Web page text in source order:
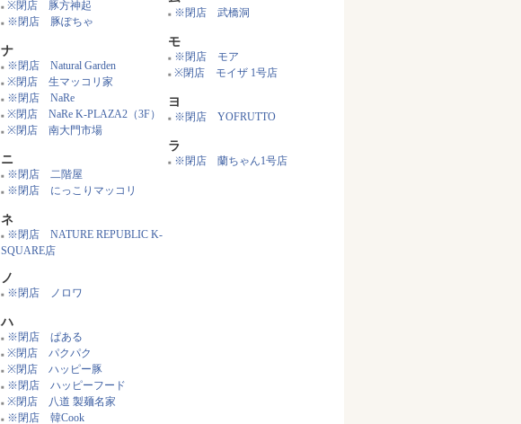
■ ※閉店 東大門市場
■ ※閉店 徳水宮
■ ※閉店 ドンドン
※閉店 どんなりざ
※閉店 豚方神起
※閉店 豚ぽちゃ
ナ
※閉店 生マッコリ家
※閉店 NaRe
※閉店 NaRe K-PLAZA2（3F）
※閉店 南大門市場
ニ
※閉店 二階屋
※閉店 にっこりマッコリ
※閉店 NATURE REPUBLIC K-
SQUARE店
ノ
※閉店 ノロワ
ハ
■ ※閉店 ぱある
ミ
■ ※閉店 Mr.ホットク
※閉店 明洞ゴリ
ム
■ ※閉店 武橋洞
モ
■ ※閉店 モア
※閉店 モイザ 1号店